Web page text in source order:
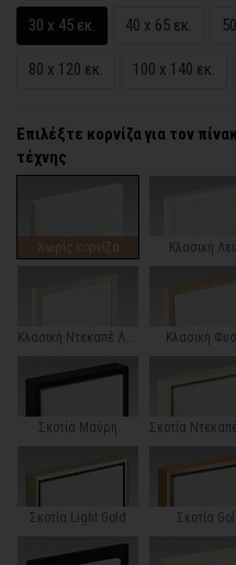
30 x 45 εκ.
40 x 65 εκ.
80 x 120 εκ. 100 x 140 εκ.
Επιλέξτε κορνίζα για τον
τέχνης
Χωρίς κορνίζα Κλασική
Κλασική
Σκοτία Μαύρη
Σκοτία Light Gold Σκοτία